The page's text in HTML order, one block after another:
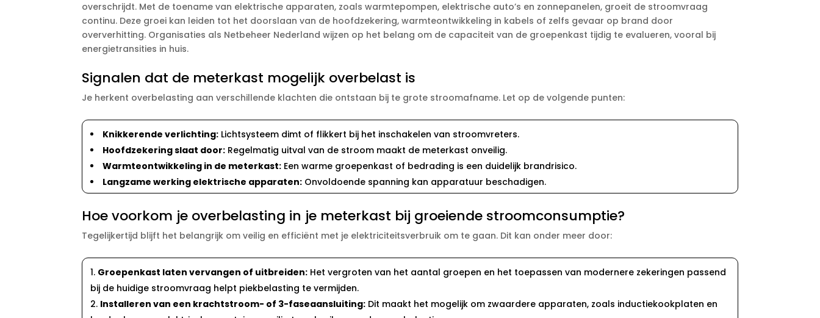
overschrijdt.​ Met de toename van elektrische apparaten, zoals warmtepompen, elektrische auto’s en zonnepanelen, groeit de stroomvraag
continu.​ Deze groei kan leiden tot het doorslaan van de hoofdzekering, warmteontwikkeling in kabels of zelfs gevaar op brand door
oververhitting.​ Organisaties als Netbeheer Nederland wijzen op het belang om de capaciteit van de groepenkast tijdig te evalueren, vooral bij
energietransities in huis.​
Signalen dat de meterkast mogelijk overbelast is
Je herkent overbelasting aan verschillende klachten die ontstaan bij te grote stroomafname.​ Let op de volgende punten:
Knikkerende verlichting: Lichtsysteem dimt of flikkert bij het inschakelen van stroomvreters.​
Hoofdzekering slaat door: Regelmatig uitval van de stroom maakt de meterkast onveilig.​
Warmteontwikkeling in de meterkast: Een warme groepenkast of bedrading is een duidelijk brandrisico.​
Langzame werking elektrische apparaten: Onvoldoende spanning kan apparatuur beschadigen.​
Hoe voorkom je overbelasting in je meterkast bij groeiende stroomconsumptie?
Tegelijkertijd blijft het belangrijk om veilig en efficiënt met je elektriciteitsverbruik om te gaan.​ Dit kan onder meer door:
Groepenkast laten vervangen of uitbreiden: Het vergroten van het aantal groepen en het toepassen van modernere zekeringen passend
bij de huidige stroomvraag helpt piekbelasting te vermijden.​
Installeren van een krachtstroom- of 3-faseaansluiting: Dit maakt het mogelijk om zwaardere apparaten, zoals inductiekookplaten en